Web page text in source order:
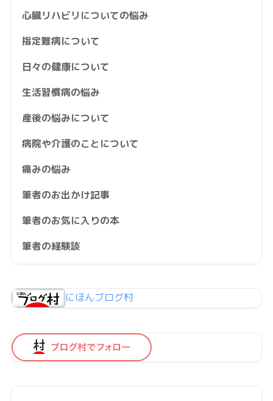
心臓リハビリについての悩み
指定難病について
日々の健康について
生活習慣病の悩み
産後の悩みについて
病院や介護のことについて
痛みの悩み
筆者のお出かけ記事
筆者のお気に入りの本
筆者の経験談
にほんブログ村